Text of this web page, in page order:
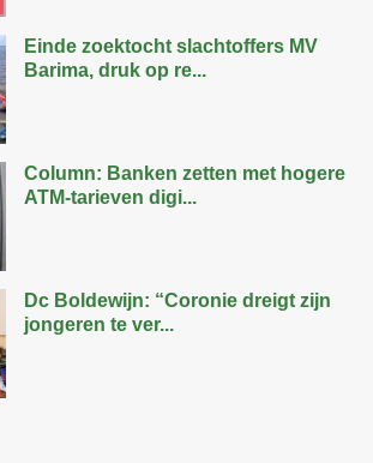
Einde zoektocht slachtoffers MV
Barima, druk op re...
Column: Banken zetten met hogere
ATM-tarieven digi...
Dc Boldewijn: “Coronie dreigt zijn
jongeren te ver...